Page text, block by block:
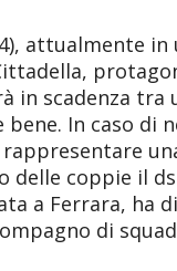
attualmente in
in scadenza tra
In caso di
delle coppie il
a Ferrara, ha
di